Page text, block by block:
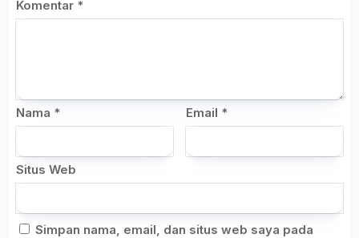
Komentar *
Nama * Email *
Situs Web
Simpan nama, email, dan situs web saya pada